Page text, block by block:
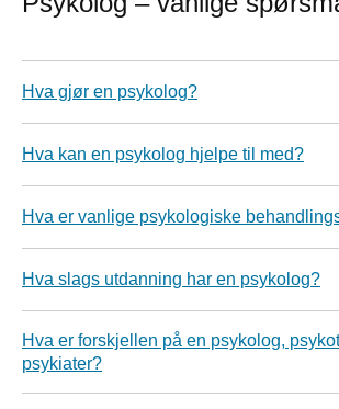
Hva gjør en psykolog?
Hva kan en psykolog hjelpe til med?
Hva er vanlige psykologiske
Hva slags utdanning har en psykolog?
Hva er forskjellen på en psykolog,
psykiater?